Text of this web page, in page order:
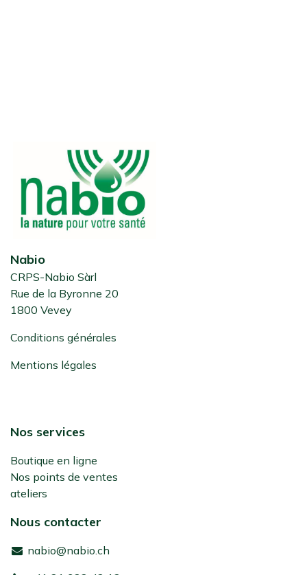
Nabio
CRPS-Nabio Sàrl
Rue de la Byronne 20
1800 Vevey
Conditions générales
Mentions légales
Nos services
Boutique en ligne
Nos points de ventes
ateliers
Nous contacter
nabio@nabio.ch